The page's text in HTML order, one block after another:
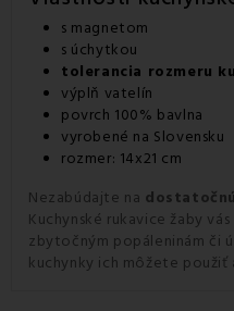
s magnetom
s úchytkou
tolerancia rozmeru
výplň vatelín
povrch 100% bavlna
vyrobené na Slovensku
rozmer: 14x21 cm
Nezabúdajte na
Kuchynské rukavice žaby
zbytočným popáleninám či
kuchynky ich môžete použiť